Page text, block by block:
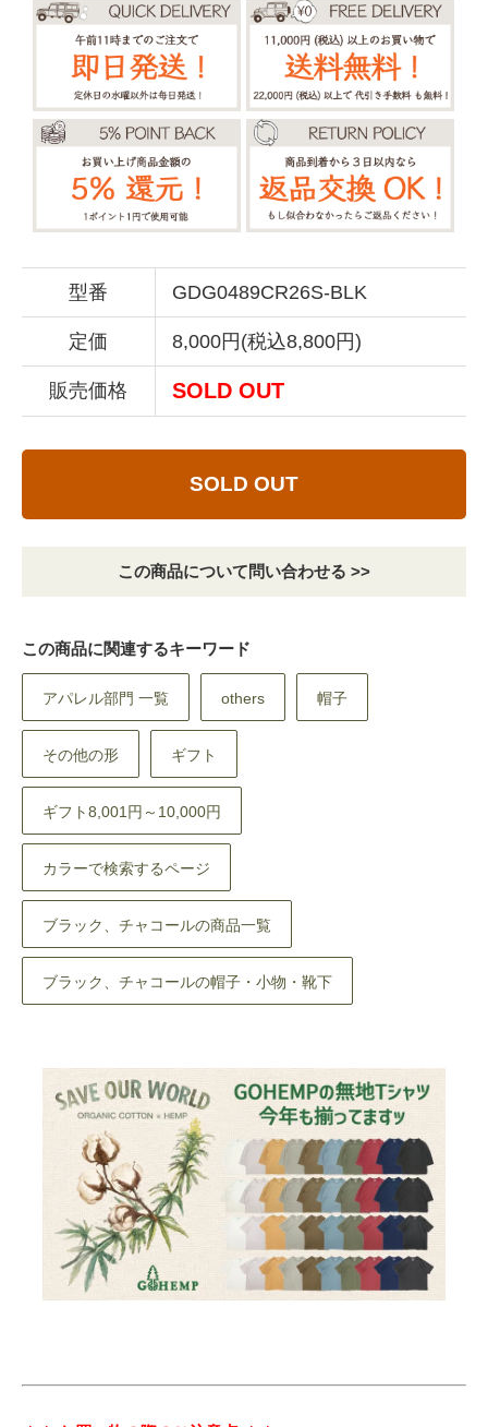
型番 GDG0489CR26S-BLK
定価 8,000円(税込8,800円)
販売価格 SOLD OUT
SOLD OUT
この商品について問い合わせる >>
この商品に関連するキーワード
アパレル部門 一覧 others 帽子
その他の形 ギフト
ギフト8,001円～10,000円
カラーで検索するページ
ブラック、チャコールの商品一覧
ブラック、チャコールの帽子・小物・靴下